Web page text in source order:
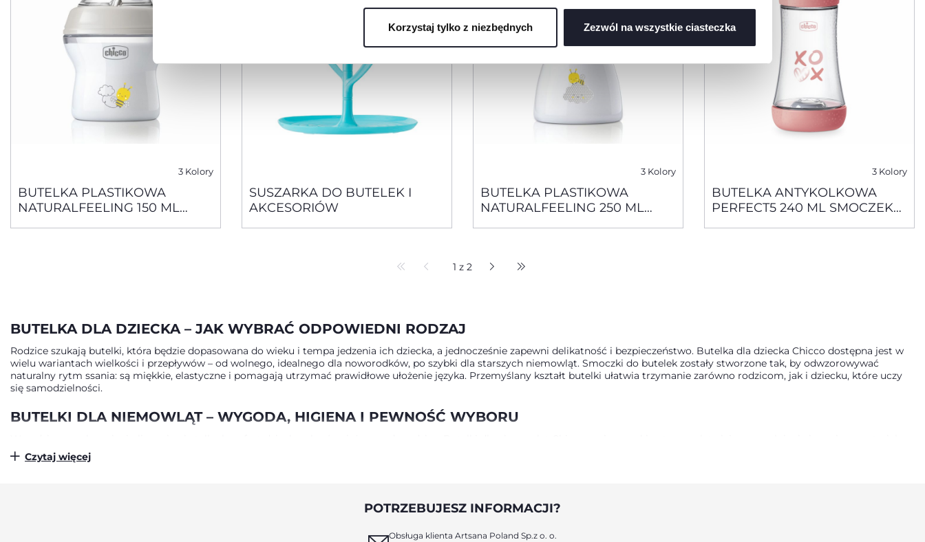
Korzystaj tylko z niezbędnych Zezwól na wszystkie ciasteczka
3 Kolory
BUTELKA PLASTIKOWA
NATURALFEELING 150 ML
SUSZARKA DO BUTELEK I
AKCESORIÓW
3 Kolory
BUTELKA PLASTIKOWA
NATURALFEELING 250 ML
3 Kolory
BUTELKA ANTYKOLKOWA
PERFECT5 240 ML SMOCZEK
1 z 2
BUTELKA DLA DZIECKA – JAK WYBRAĆ ODPOWIEDNI RODZAJ
Rodzice szukają butelki, która będzie dopasowana do wieku i tempa jedzenia ich dziecka, a jednocześnie zapewni delikatność i bezpieczeństwo. Butelka dla dziecka Chicco dostępna jest w
wielu wariantach wielkości i przepływów – od wolnego, idealnego dla noworodków, po szybki dla starszych niemowląt. Smoczki do butelek zostały stworzone tak, by odwzorowywać
naturalny rytm ssania: są miękkie, elastyczne i pomagają utrzymać prawidłowe ułożenie języka. Przemyślany kształt butelki ułatwia trzymanie zarówno rodzicom, jak i dziecku, które uczy
się samodzielności.
BUTELKI DLA NIEMOWLĄT – WYGODA, HIGIENA I PEWNOŚĆ WYBORU
użyte do ich produkcji są bezpieczne i trwałe. Systemy antykolkowe ograniczają połykanie powietrza, co zmniejsza ryzyko kolki i odbijania, a stabilne kształty sprawiają, że butelki dobrze
leżą w dłoni. Chicco dba także o estetykę – wzory, kolory i delikatne grafiki tworzą spójny, przyjazny dziecku świat, który towarzyszy rodzinie od pierwszych tygodni życia malucha.
Karmienie to chwila bliskości, która buduje więź. Każda butelka dla dziecka Chicco jest projektowana tak, by wspierać rodziców w tych ważnych momentach. Odpowiednio dobrany
Czytaj więcej
POTRZEBUJESZ INFORMACJI?
Obsługa klienta Artsana Poland Sp.z o. o.